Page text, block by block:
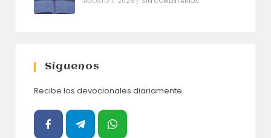
Síguenos
Recibe los devocionales diariamente